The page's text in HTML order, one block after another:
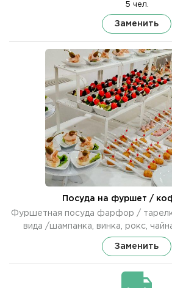
5 чел.
Заменить
Посуда на фуршет /
Фуршетная посуда фарфор /
вида /шампанка, винка, рокс,
Заменить